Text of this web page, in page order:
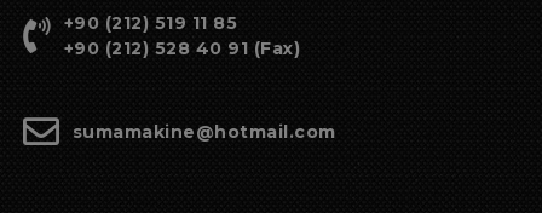
+90 (212) 519 11 85
+90 (212) 528 40 91 (Fax)
sumamakine@hotmail.com